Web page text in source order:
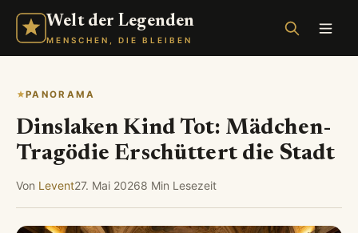
Welt der Legenden
MENSCHEN, DIE BLEIBEN
PANORAMA
Dinslaken Kind Tot: Mädchen-
Tragödie Erschüttert die Stadt
Von Levent27. Mai 20268 Min Lesezeit